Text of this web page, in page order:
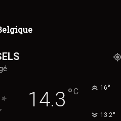
14.3 °C 16°
13.2°